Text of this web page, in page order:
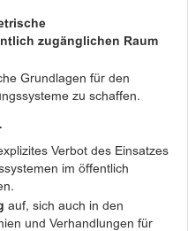
zugänglichen Raum
Grundlagen für den
zu schaffen.
Verbot des Einsatzes
im öffentlich
auf, sich auch in den
und Verhandlungen für